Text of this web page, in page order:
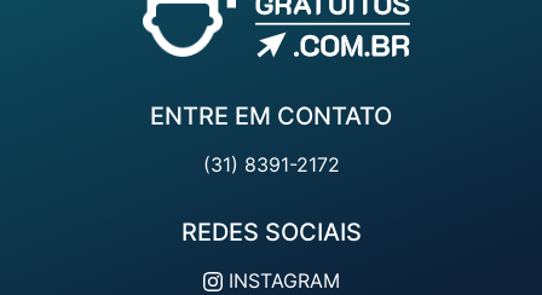
ENTRE EM CONTATO
(31) 8391-2172
REDES SOCIAIS
INSTAGRAM